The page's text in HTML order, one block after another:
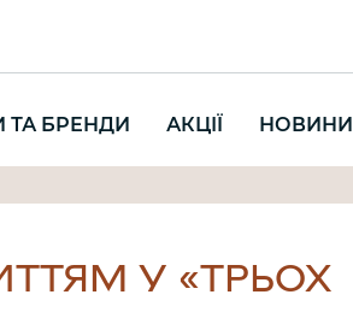
ТА БРЕНДИ АКЦІЇ НОВИНИ
У «ТРЬОХ